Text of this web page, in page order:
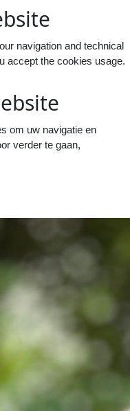
navigation and technical
accept the cookies usage.
om uw navigatie en
verder te gaan,